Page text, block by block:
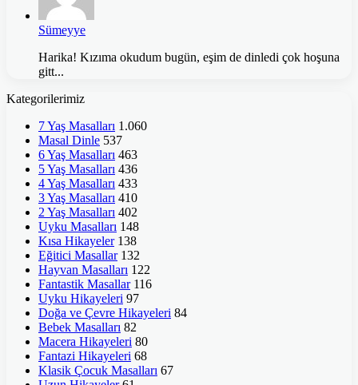
Sümeyye
Harika! Kızıma okudum bugün, eşim de dinledi çok hoşuna
gitt...
Kategorilerimiz
7 Yaş Masalları 1.060
Masal Dinle 537
6 Yaş Masalları 463
5 Yaş Masalları 436
4 Yaş Masalları 433
3 Yaş Masalları 410
2 Yaş Masalları 402
Uyku Masalları 148
Kısa Hikayeler 138
Eğitici Masallar 132
Hayvan Masalları 122
Fantastik Masallar 116
Uyku Hikayeleri 97
Doğa ve Çevre Hikayeleri 84
Bebek Masalları 82
Macera Hikayeleri 80
Fantazi Hikayeleri 68
Klasik Çocuk Masalları 67